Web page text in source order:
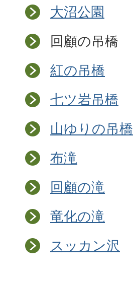
大沼公園
回顧の吊橋
紅の吊橋
七ツ岩吊橋
山ゆりの吊橋
布滝
回顧の滝
竜化の滝
スッカン沢